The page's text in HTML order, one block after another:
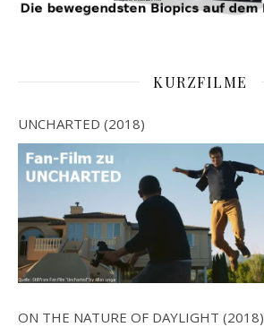
KURZFILME
UNCHARTED (2018)
ON THE NATURE OF DAYLIGHT (2018)